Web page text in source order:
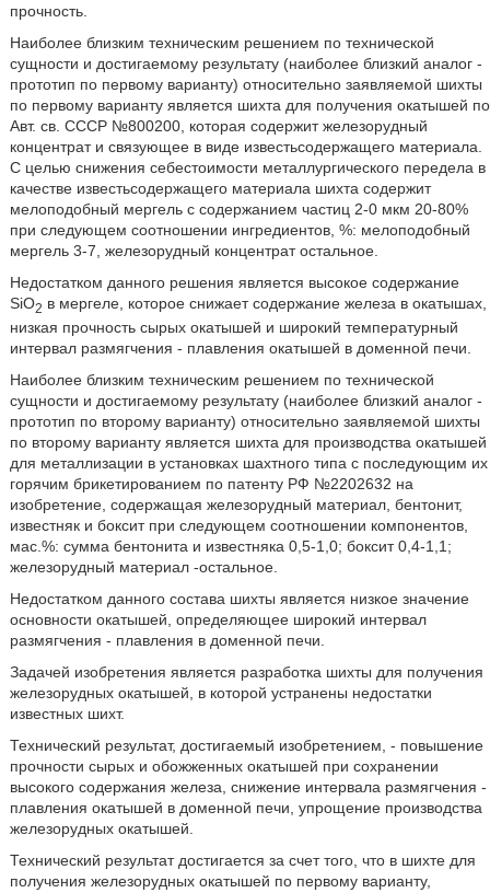
прочность.
Наиболее близким техническим решением по технической
сущности и достигаемому результату (наиболее близкий аналог -
прототип по первому варианту) относительно заявляемой шихты
по первому варианту является шихта для получения окатышей по
Авт. св. СССР №800200, которая содержит железорудный
концентрат и связующее в виде известьсодержащего материала.
С целью снижения себестоимости металлургического передела в
качестве известьсодержащего материала шихта содержит
мелоподобный мергель с содержанием частиц 2-0 мкм 20-80%
при следующем соотношении ингредиентов, %: мелоподобный
мергель 3-7, железорудный концентрат остальное.
Недостатком данного решения является высокое содержание
SiO2 в мергеле, которое снижает содержание железа в окатышах,
низкая прочность сырых окатышей и широкий температурный
интервал размягчения - плавления окатышей в доменной печи.
Наиболее близким техническим решением по технической
сущности и достигаемому результату (наиболее близкий аналог -
прототип по второму варианту) относительно заявляемой шихты
по второму варианту является шихта для производства окатышей
для металлизации в установках шахтного типа с последующим их
горячим брикетированием по патенту РФ №2202632 на
изобретение, содержащая железорудный материал, бентонит,
известняк и боксит при следующем соотношении компонентов,
мас.%: сумма бентонита и известняка 0,5-1,0; боксит 0,4-1,1;
железорудный материал -остальное.
Недостатком данного состава шихты является низкое значение
основности окатышей, определяющее широкий интервал
размягчения - плавления в доменной печи.
Задачей изобретения является разработка шихты для получения
железорудных окатышей, в которой устранены недостатки
известных шихт.
Технический результат, достигаемый изобретением, - повышение
прочности сырых и обожженных окатышей при сохранении
высокого содержания железа, снижение интервала размягчения -
плавления окатышей в доменной печи, упрощение производства
железорудных окатышей.
Технический результат достигается за счет того, что в шихте для
получения железорудных окатышей по первому варианту,